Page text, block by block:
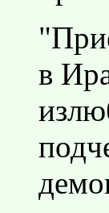
в